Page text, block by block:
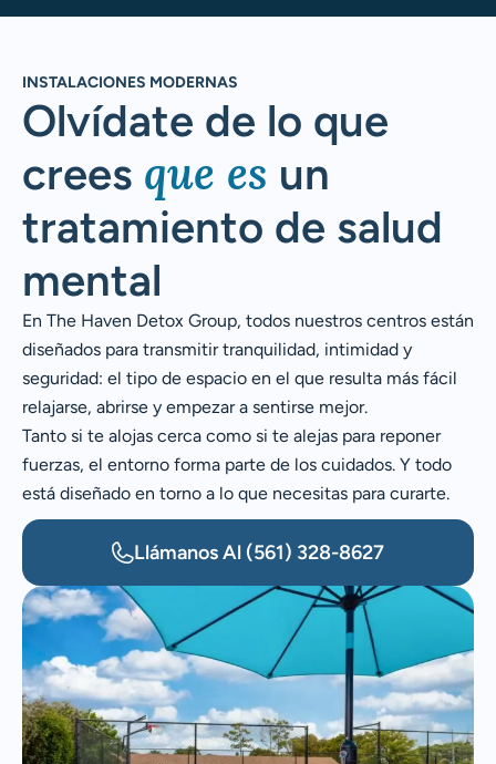
INSTALACIONES MODERNAS
Olvídate de lo que
crees que es un
tratamiento de salud
mental
En The Haven Detox Group, todos nuestros centros están
diseñados para transmitir tranquilidad, intimidad y
seguridad: el tipo de espacio en el que resulta más fácil
relajarse, abrirse y empezar a sentirse mejor.
Tanto si te alojas cerca como si te alejas para reponer
fuerzas, el entorno forma parte de los cuidados. Y todo
está diseñado en torno a lo que necesitas para curarte.
Llámanos Al (561) 328-8627